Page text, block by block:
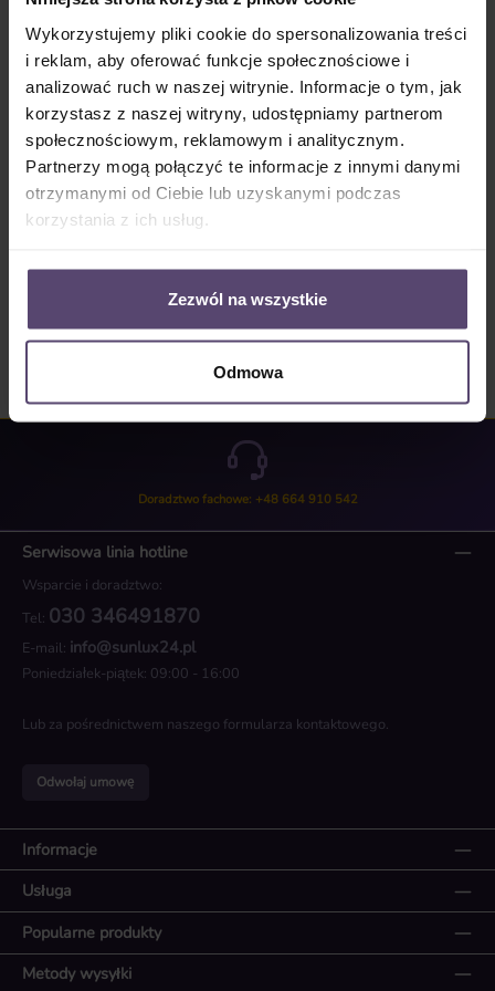
Wykorzystujemy pliki cookie do spersonalizowania treści
i reklam, aby oferować funkcje społecznościowe i
analizować ruch w naszej witrynie. Informacje o tym, jak
korzystasz z naszej witryny, udostępniamy partnerom
społecznościowym, reklamowym i analitycznym.
Partnerzy mogą połączyć te informacje z innymi danymi
otrzymanymi od Ciebie lub uzyskanymi podczas
korzystania z ich usług.
Zezwól na wszystkie
Odmowa
Ilość produktu: Wprowadź żądaną ilość lub użyj przycisków, aby zwiększyć lub
Do koszyka
Numer produktu:MU_LV_6309_PG0
Opis
Doradztwo fachowe: +48 664 910 542
Serwisowa linia hotline
Wsparcie i doradztwo:
Tel: 030 346491870
E-mail: info@sunlux24.pl
Poniedziałek-piątek: 09:00 - 16:00
Lub za pośrednictwem naszego formularza kontaktowego.
Odwołaj umowę
Informacje
Usługa
Popularne produkty
Metody wysyłki